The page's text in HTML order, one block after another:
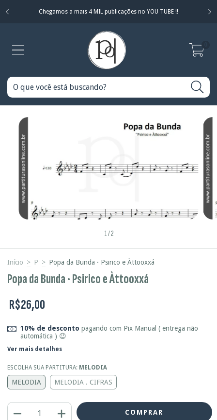
Chegamos a mais 4 MIL publicações no YOU TUBE !!
1/2
Início > P > Popa da Bunda · Psirico e Àttooxxá
Popa da Bunda · Psirico e Àttooxxá
R$26,00
10% de desconto pagando com Pix Manual ( entrega não
automática ) 😉
Ver mais detalhes
ESCOLHA SUA PARTITURA: MELODIA
MELODIA MELODIA . CIFRAS